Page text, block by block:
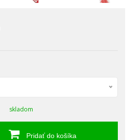
skladom
Pridať do košíka